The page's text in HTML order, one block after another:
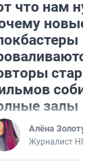
что нам
новые
залы
Алёна
Журналист НГС